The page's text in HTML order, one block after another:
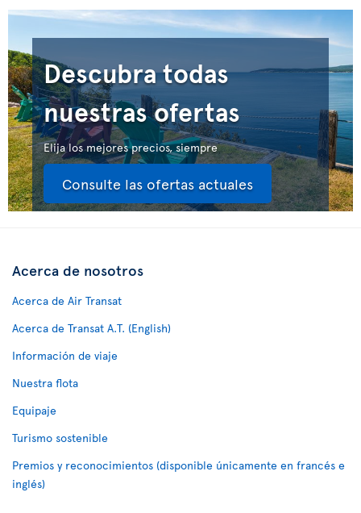
Descubra todas
nuestras ofertas
Elija los mejores precios, siempre
Consulte las ofertas actuales
Acerca de nosotros
Acerca de Air Transat
Acerca de Transat A.T. (English)
Información de viaje
Nuestra flota
Equipaje
Turismo sostenible
Premios y reconocimientos (disponible únicamente en francés e
inglés)